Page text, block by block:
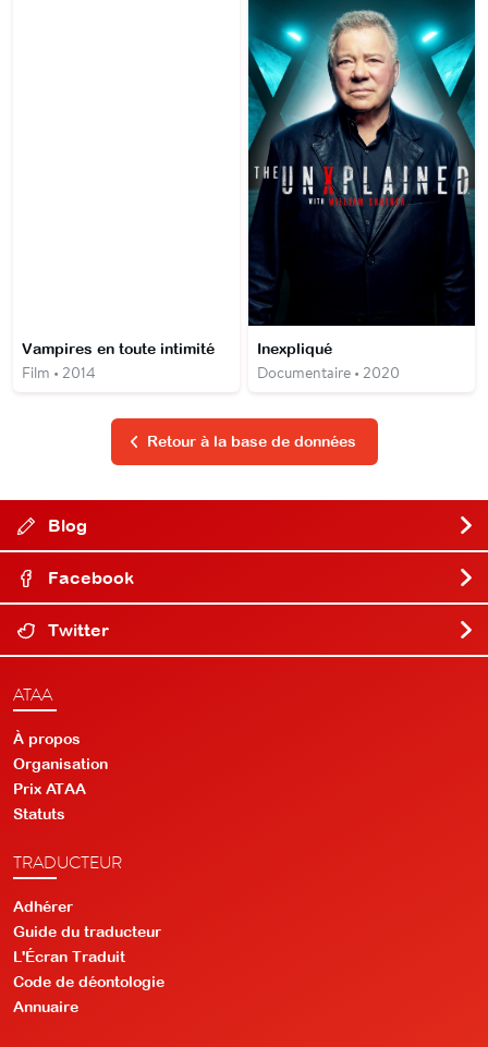
Vampires en toute intimité
Film • 2014
Inexpliqué
Documentaire • 2020
Retour à la base de données
Blog
Facebook
Twitter
ATAA
À propos
Organisation
Prix ATAA
Statuts
TRADUCTEUR
Adhérer
Guide du traducteur
L'Écran Traduit
Code de déontologie
Annuaire